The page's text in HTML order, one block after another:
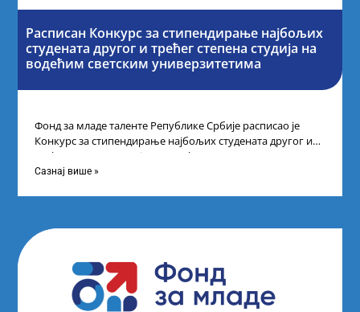
Расписан Конкурс за стипендирање најбољих
студената другог и трећег степена студија на
водећим светским универзитетима
Фонд за младе таленте Републике Србије расписао је
Конкурс за стипендирање најбољих студената другог и
трећег степена студија на водећим
Сазнај више »